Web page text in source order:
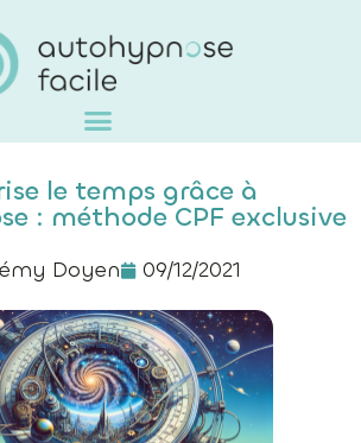
le temps grâce à
: méthode CPF exclusive
Doyen 09/12/2021